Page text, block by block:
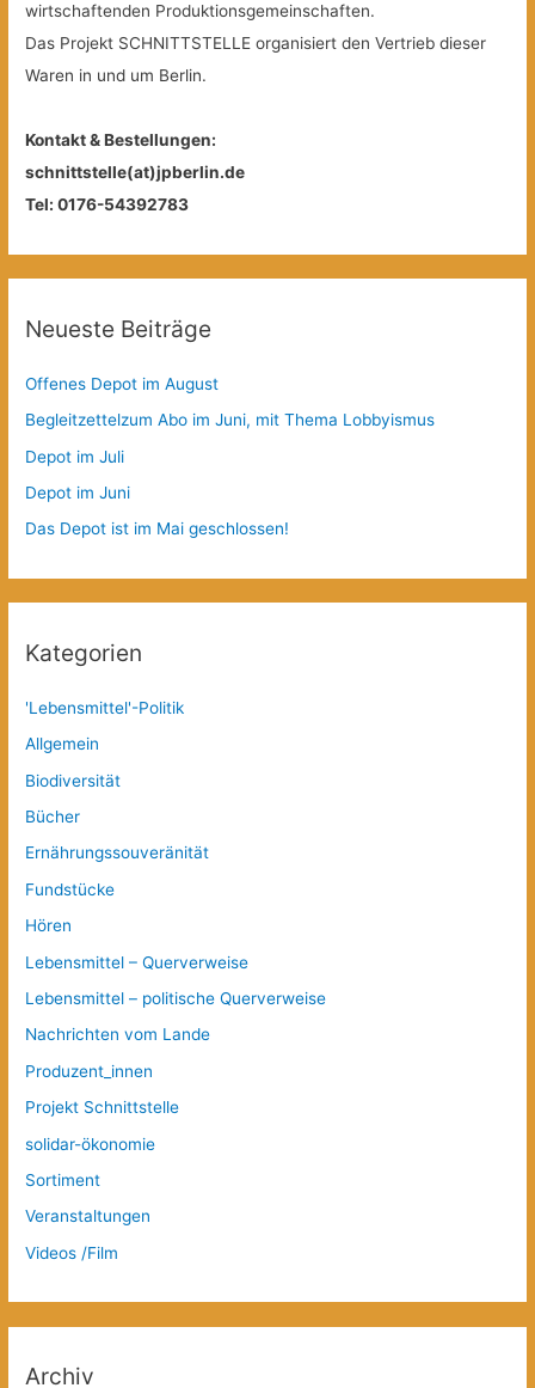
wirtschaftenden Produktionsgemeinschaften.
Das Projekt SCHNITTSTELLE organisiert den Vertrieb dieser
Waren in und um Berlin.
Kontakt & Bestellungen:
schnittstelle(at)jpberlin.de
Tel: 0176-54392783
Neueste Beiträge
Offenes Depot im August
Begleitzettelzum Abo im Juni, mit Thema Lobbyismus
Depot im Juli
Depot im Juni
Das Depot ist im Mai geschlossen!
Kategorien
'Lebensmittel'-Politik
Allgemein
Biodiversität
Bücher
Ernährungssouveränität
Fundstücke
Hören
Lebensmittel – Querverweise
Lebensmittel – politische Querverweise
Nachrichten vom Lande
Produzent_innen
Projekt Schnittstelle
solidar-ökonomie
Sortiment
Veranstaltungen
Videos /Film
Archiv